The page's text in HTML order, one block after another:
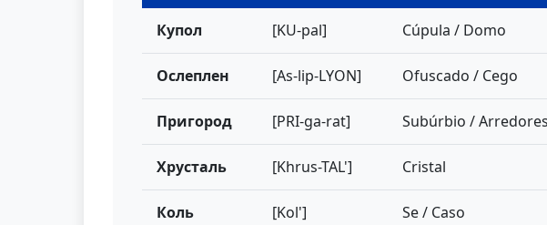
Купол [KU-pal] Cúpula / Domo
Ослеплен [As-lip-LYON] Ofuscado / Cego
Пригород [PRI-ga-rat] Subúrbio / Arredores
Хрусталь [Khrus-TAL'] Cristal
Коль [Kol'] Se / Caso